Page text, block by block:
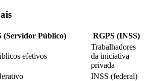
(Servidor Público) RGPS (INSS)
efetivos
Trabalhadores
da iniciativa
privada
INSS (federal)